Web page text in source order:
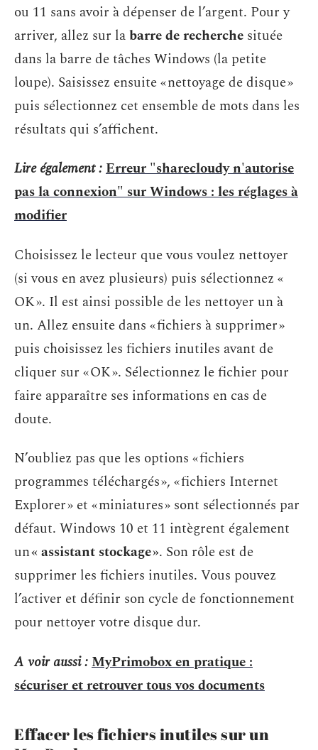
ou 11 sans avoir à dépenser de l’argent. Pour y
arriver, allez sur labarre de recherche située
dans la barre de tâches Windows (la petite
loupe). Saisissez ensuite « nettoyage de disque »
puis sélectionnez cet ensemble de mots dans les
résultats qui s’affichent.
Lire également :Erreur "sharecloudy n'autorise
pas la connexion" sur Windows : les réglages à
modifier
Choisissez le lecteur que vous voulez nettoyer
(si vous en avez plusieurs) puis sélectionnez «
OK ». Il est ainsi possible de les nettoyer un à
un. Allez ensuite dans « fichiers à supprimer »
puis choisissez les fichiers inutiles avant de
cliquer sur « OK ». Sélectionnez le fichier pour
faire apparaître ses informations en cas de
doute.
N’oubliez pas que les options « fichiers
programmes téléchargés », « fichiers Internet
Explorer » et « miniatures » sont sélectionnés par
défaut. Windows 10 et 11 intègrent également
un« assistant stockage ». Son rôle est de
supprimer les fichiers inutiles. Vous pouvez
l’activer et définir son cycle de fonctionnement
pour nettoyer votre disque dur.
A voir aussi :MyPrimobox en pratique :
sécuriser et retrouver tous vos documents
Effacer les fichiers inutiles sur un